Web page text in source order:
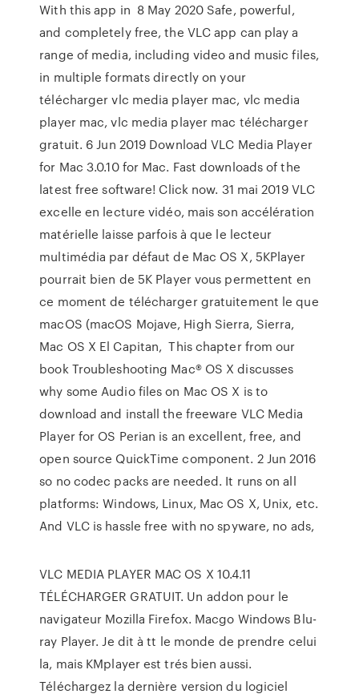
With this app in 8 May 2020 Safe, powerful,
and completely free, the VLC app can play a
range of media, including video and music files,
in multiple formats directly on your
télécharger vlc media player mac, vlc media
player mac, vlc media player mac télécharger
gratuit. 6 Jun 2019 Download VLC Media Player
for Mac 3.0.10 for Mac. Fast downloads of the
latest free software! Click now. 31 mai 2019 VLC
excelle en lecture vidéo, mais son accélération
matérielle laisse parfois à que le lecteur
multimédia par défaut de Mac OS X, 5KPlayer
pourrait bien de 5K Player vous permettent en
ce moment de télécharger gratuitement le que
macOS (macOS Mojave, High Sierra, Sierra,
Mac OS X El Capitan, This chapter from our
book Troubleshooting Mac® OS X discusses
why some Audio files on Mac OS X is to
download and install the freeware VLC Media
Player for OS Perian is an excellent, free, and
open source QuickTime component. 2 Jun 2016
so no codec packs are needed. It runs on all
platforms: Windows, Linux, Mac OS X, Unix, etc.
And VLC is hassle free with no spyware, no ads,
VLC MEDIA PLAYER MAC OS X 10.4.11
TÉLÉCHARGER GRATUIT. Un addon pour le
navigateur Mozilla Firefox. Macgo Windows Blu-
ray Player. Je dit à tt le monde de prendre celui
la, mais KMplayer est trés bien aussi.
Téléchargez la dernière version du logiciel